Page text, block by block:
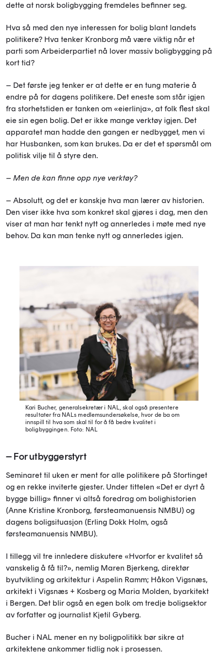
dette at norsk boligbygging fremdeles befinner seg.
Hva så med den nye interessen for bolig blant landets
politikere? Hva tenker Kronborg må være viktig når et
parti som Arbeiderpartiet nå lover massiv boligbygging på
kort tid?
– Det første jeg tenker er at dette er en tung materie å
endre på for dagens politikere. Det eneste som står igjen
fra storhetstiden er tanken om «eierlinja», at folk flest skal
eie sin egen bolig. Det er ikke mange verktøy igjen. Det
apparatet man hadde den gangen er nedbygget, men vi
har Husbanken, som kan brukes. Da er det et spørsmål om
politisk vilje til å styre den.
– Men de kan finne opp nye verktøy?
– Absolutt, og det er kanskje hva man lærer av historien.
Den viser ikke hva som konkret skal gjøres i dag, men den
viser at man har tenkt nytt og annerledes i møte med nye
behov. Da kan man tenke nytt og annerledes igjen.
Kari Bucher, generalsekretær i NAL, skal også presentere
resultater fra NALs medlemsundersøkelse, hvor de ba om
innspill til hva som skal til for å få bedre kvalitet i
boligbyggingen. Foto: NAL
– For utbyggerstyrt
Seminaret til uken er ment for alle politikere på Stortinget
og en rekke inviterte gjester. Under tittelen «Det er dyrt å
bygge billig» finner vi altså foredrag om bolighistorien
(Anne Kristine Kronborg, førsteamanuensis NMBU) og
dagens boligsituasjon (Erling Dokk Holm, også
førsteamanuensis NMBU).
I tillegg vil tre innledere diskutere «Hvorfor er kvalitet så
vanskelig å få til?», nemlig Maren Bjerkeng, direktør
byutvikling og arkitektur i Aspelin Ramm; Håkon Vigsnæs,
arkitekt i Vigsnæs + Kosberg og Maria Molden, byarkitekt
i Bergen. Det blir også en egen bolk om tredje boligsektor
av forfatter og journalist Kjetil Gyberg.
Bucher i NAL mener en ny boligpolitikk bør sikre at
arkitektene ankommer tidlig nok i prosessen.